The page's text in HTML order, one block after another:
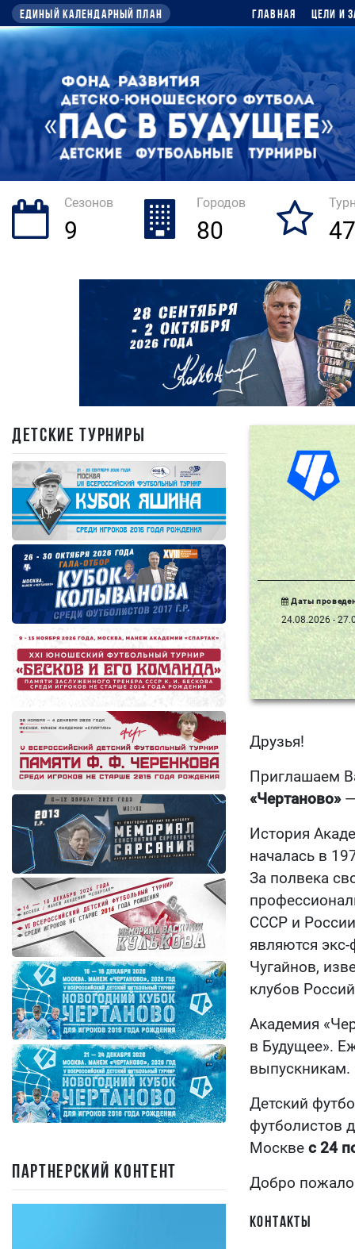
Единый календарный план Главная Цели и
Сезонов
9
Городов
80
ДЕТСКИЕ ТУРНИРЫ
ПАРТНЕРСКИЙ КОНТЕНТ
Даты
24.08.2026 -
Друзья!
Приглашаем
«Чертаново»—
История
началась в
За полвека
СССР и
являются
Чугайнов,
клубов
Академия
в Будущее».
выпускникам.
Детский
футболистов
Москве с 24
Добро
КОНТАКТЫ